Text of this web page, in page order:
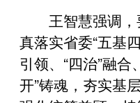
王智慧强调
真落实省委“五基
引领、“四治”融
开”铸魂，夯实基